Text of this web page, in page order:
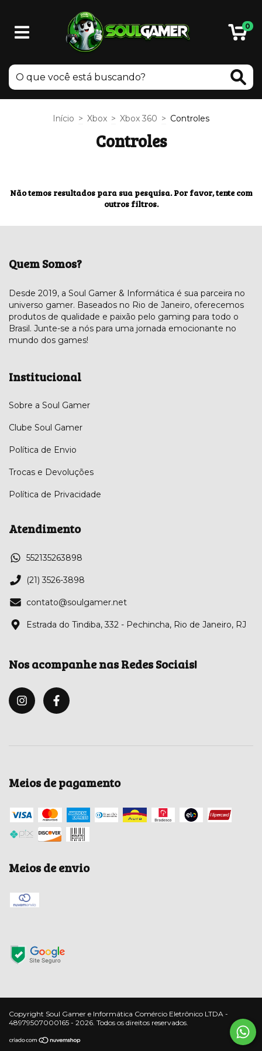
0
Início > Xbox > Xbox 360 > Controles
Controles
Não temos resultados para sua pesquisa. Por favor, tente com
outros filtros.
Quem Somos?
Desde 2019, a Soul Gamer & Informática é sua parceira no
universo gamer. Baseados no Rio de Janeiro, oferecemos
produtos de qualidade e paixão pelo gaming para todo o
Brasil. Junte-se a nós para uma jornada emocionante no
mundo dos games!
Institucional
Sobre a Soul Gamer
Clube Soul Gamer
Política de Envio
Trocas e Devoluções
Política de Privacidade
Atendimento
552135263898
(21) 3526-3898
contato@soulgamer.net
Estrada do Tindiba, 332 - Pechincha, Rio de Janeiro, RJ
Nos acompanhe nas Redes Sociais!
Meios de pagamento
Meios de envio
Copyright Soul Gamer e Informática Comércio Eletrônico LTDA -
48979507000165 - 2026. Todos os direitos reservados.